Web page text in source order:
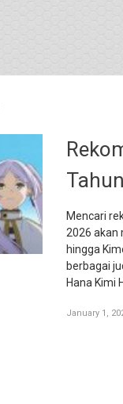
Mencari
2026 akan
hingga
berbagai
Hana Kimi
January 1,